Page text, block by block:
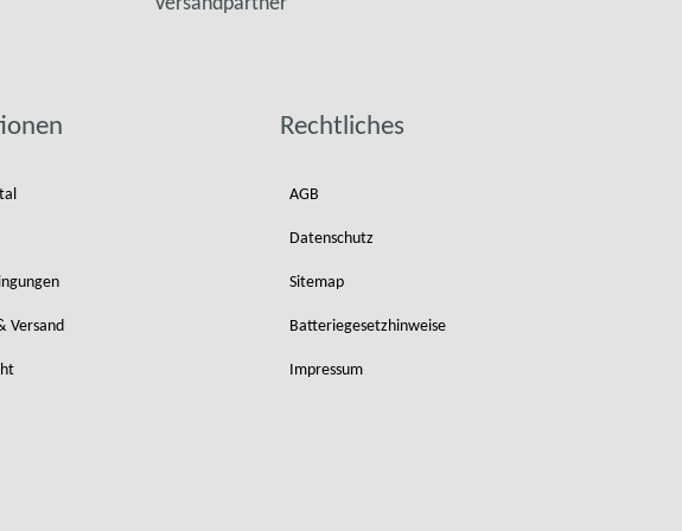
Versand
Rechtliches
AGB
Datenschutz
Sitemap
Batteriegesetzhinweise
Impressum